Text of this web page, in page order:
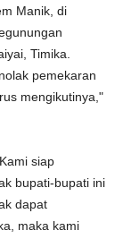
Manik, di
Timika.
pemekaran
mengikutinya,"
siap
bupati-bupati ini
dapat
maka kami